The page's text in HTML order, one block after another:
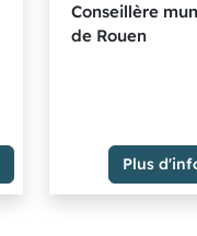
Conseillère
de Rouen
Plus
Elus non inscrits